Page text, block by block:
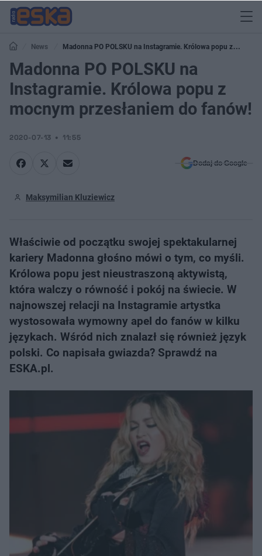
News
Madonna PO POLSKU na Instagramie. Królowa popu z
mocnym przesłaniem do fanów!
Madonna PO POLSKU na
Instagramie. Królowa popu z
mocnym przesłaniem do fanów!
2020-07-13 11:55
Dodaj do Google
Maksymilian Kluziewicz
Właściwie od początku swojej spektakularnej
kariery Madonna głośno mówi o tym, co myśli.
Królowa popu jest nieustraszoną aktywistą,
która walczy o równość i pokój na świecie. W
najnowszej relacji na Instagramie artystka
wystosowała wymowny apel do fanów w kilku
językach. Wśród nich znalazł się również język
polski. Co napisała gwiazda? Sprawdź na
ESKA.pl.